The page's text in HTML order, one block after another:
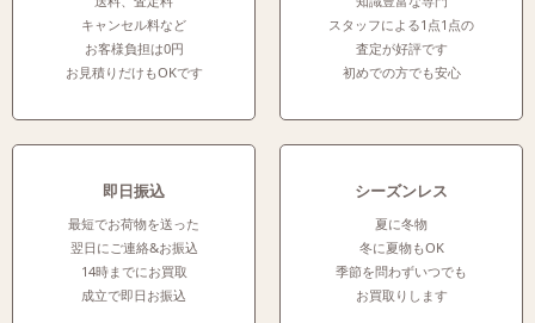
キャンセル料など
お客様負担は0円
お見積りだけもOKです
スタッフによる1点1点の
査定が好評です
初めでの方でも安心
即日振込
最短でお荷物を送った
翌日にご連絡&お振込
14時までにお買取
成立で即日お振込
シーズンレス
夏に冬物
冬に夏物もOK
季節を問わずいつでも
お買取りします